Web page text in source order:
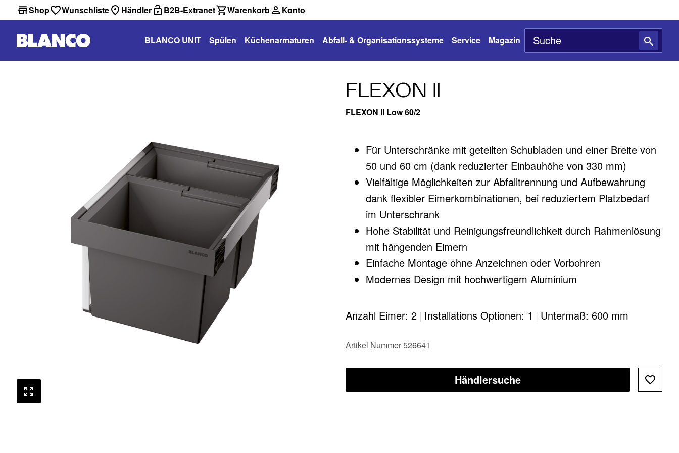
Shop Wunschliste Händler B2B-Extranet Warenkorb Konto
BLANCO UNIT Spülen Küchenarmaturen Abfall- & Organisationssysteme Service Magazin
FLEXON II
FLEXON II Low 60/2
Für Unterschränke mit geteilten Schubladen und einer Breite von
50 und 60 cm (dank reduzierter Einbauhöhe von 330 mm)​
Vielfältige Möglichkeiten zur Abfalltrennung und Aufbewahrung
dank flexibler Eimerkombinationen, bei reduziertem Platzbedarf
im Unterschrank​
Hohe Stabilität und Reinigungsfreundlichkeit durch Rahmenlösung
mit hängenden Eimern
Einfache Montage ohne Anzeichnen oder Vorbohren​
Modernes Design mit hochwertigem Aluminium​
Oberflächen​
individuellen Lösung
Anzahl Eimer: 2 | Installations Optionen: 1 | Untermaß: 600 mm
Artikel Nummer 526641
Händlersuche